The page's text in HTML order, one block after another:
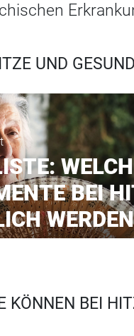
UND
BEI
WERDEN
KÖNNEN BEI